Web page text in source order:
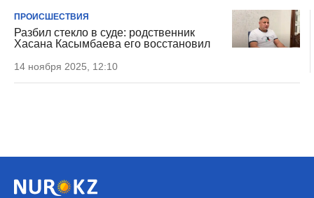
ПРОИСШЕСТВИЯ
Разбил стекло в суде: родственник
Хасана Касымбаева его восстановил
14 ноября 2025, 12:10